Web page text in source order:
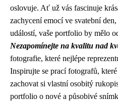
oslovuje. Ať už vás fascinuje
zachycení emocí ve svatební
událostí, vaše portfolio by mělo
Nezapomínejte na kvalitu nad
fotografie, které nejlépe
Inspirujte se prací fotografů,
zachovat si vlastní osobitý
portfolio o nové a působivé